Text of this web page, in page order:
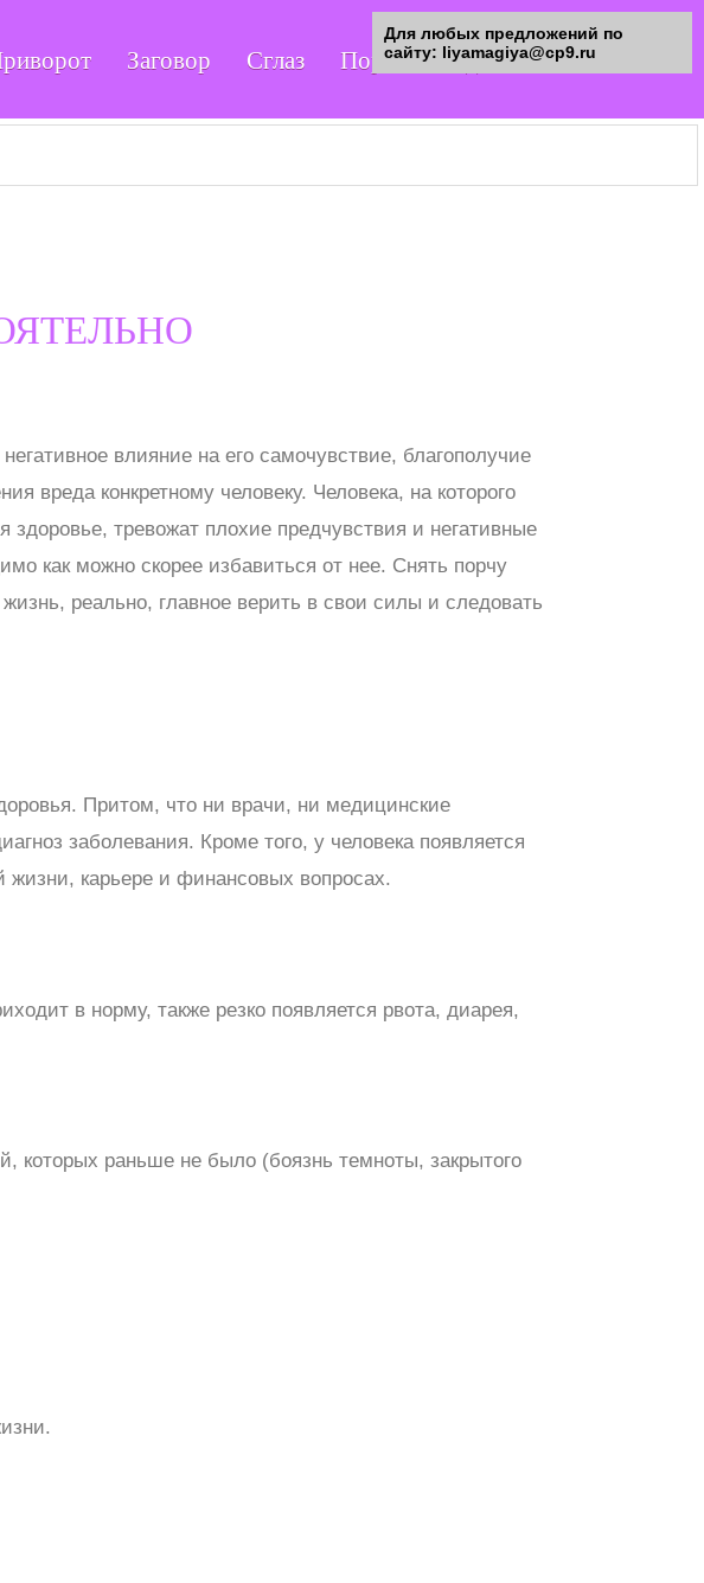
Заговор Сглаз Порча Гадания
влияние на его самочувствие, благополучие
вреда конкретному человеку. Человека, на которого
тревожат плохие предчувствия и негативные
как можно скорее избавиться от нее. Снять порчу
реально, главное верить в свои силы и следовать
Притом, что ни врачи, ни медицинские
заболевания. Кроме того, у человека появляется
карьере и финансовых вопросах.
в норму, также резко появляется рвота, диарея,
которых раньше не было (боязнь темноты, закрытого
Для любых предложений по
сайту: liyamagiya@cp9.ru